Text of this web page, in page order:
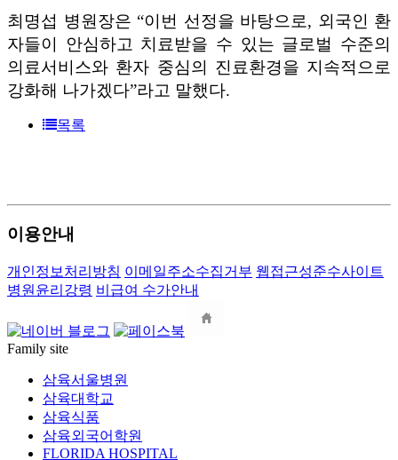
최명섭 병원장은 “이번 선정을 바탕으로, 외국인 환
자들이 안심하고 치료받을 수 있는 글로벌 수준의
의료서비스와 환자 중심의 진료환경을 지속적으로
강화해 나가겠다”라고 말했다.
목록
이용안내
개인정보처리방침 이메일주소수집거부 웹접근성준수사이트
병원윤리강령 비급여 수가안내
Family site
삼육서울병원
삼육대학교
삼육식품
삼육외국어학원
FLORIDA HOSPITAL